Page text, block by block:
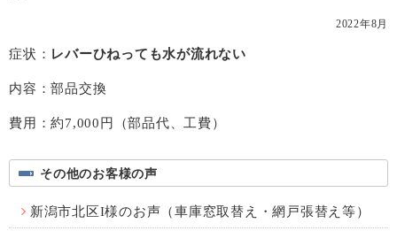
2022年8月
症状： レバーひねっても水が流れない
内容：部品交換
費用：約7,000円（部品代、工費）
その他のお客様の声
新潟市北区I様のお声（車庫窓取替え・網戸張替え等）